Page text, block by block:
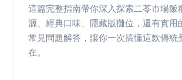
這篇完整指南帶你深入探索二苓市場飯
源、經典口味、隱藏版攤位，還有實用
常見問題解答，讓你一次搞懂這款傳統
在。